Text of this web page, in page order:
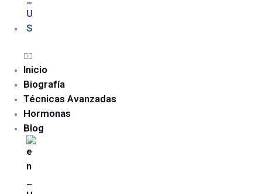
Inicio
Biografía
Técnicas Avanzadas
Hormonas
Blog